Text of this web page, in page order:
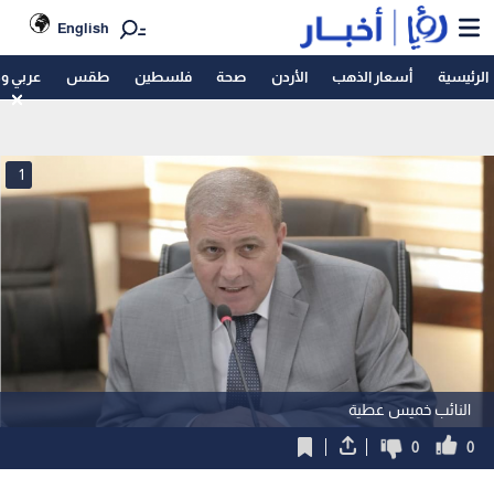
English
الرئيسية أسعار الذهب الأردن صحة فلسطين طقس عربي
النائب خميس عطية
1
0
0